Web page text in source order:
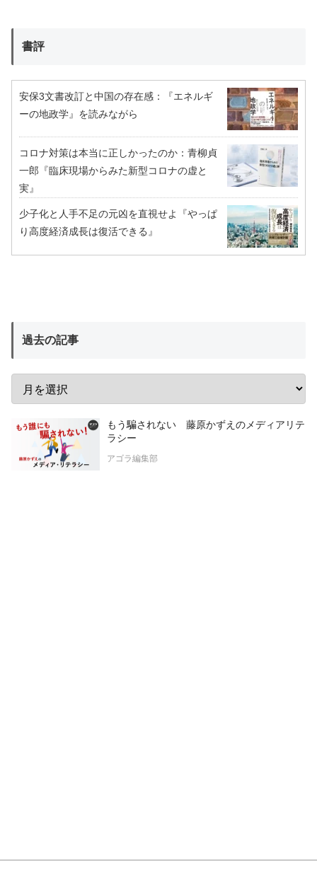
書評
安保3文書改訂と中国の存在感：『エネルギ
ーの地政学』を読みながら
コロナ対策は本当に正しかったのか：青柳貞
一郎『臨床現場からみた新型コロナの虚と
実』
少子化と人手不足の元凶を直視せよ『やっぱ
り高度経済成長は復活できる』
過去の記事
もう騙されない 藤原かずえのメディアリテ
ラシー
アゴラ編集部